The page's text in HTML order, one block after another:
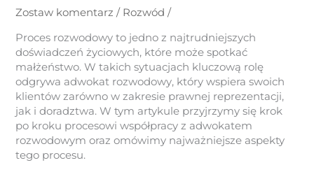
Zostaw komentarz / Rozwód /
Proces rozwodowy to jedno z najtrudniejszych
doświadczeń życiowych, które może spotkać
małżeństwo. W takich sytuacjach kluczową rolę
odgrywa adwokat rozwodowy, który wspiera swoich
klientów zarówno w zakresie prawnej reprezentacji,
jak i doradztwa. W tym artykule przyjrzymy się krok
po kroku procesowi współpracy z adwokatem
rozwodowym oraz omówimy najważniejsze aspekty
tego procesu.